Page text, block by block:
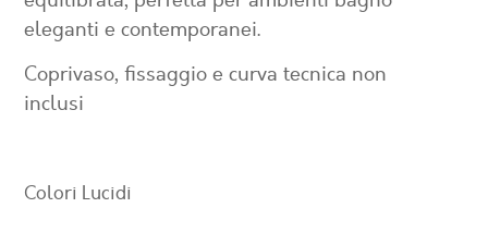
eleganti e contemporanei.
Coprivaso, fissaggio e curva tecnica non
inclusi
Colori Lucidi